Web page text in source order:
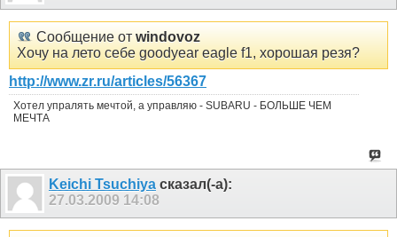
Сообщение от windovoz
Хочу на лето себе goodyear eagle f1, хорошая резя?
http://www.zr.ru/articles/56367
Хотел упралять мечтой, а управляю - SUBARU - БОЛЬШЕ ЧЕМ
МЕЧТА
Keichi Tsuchiya сказал(-а):
27.03.2009 14:08